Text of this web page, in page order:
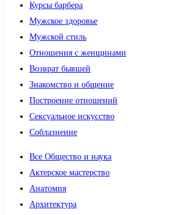
Курсы барбера
Мужское здоровье
Мужской стиль
Отношения с женщинами
Возврат бывшей
Знакомство и общение
Построение отношений
Сексуальное искусство
Соблазнение
Все Общество и наука
Актерское мастерство
Анатомия
Архитектура